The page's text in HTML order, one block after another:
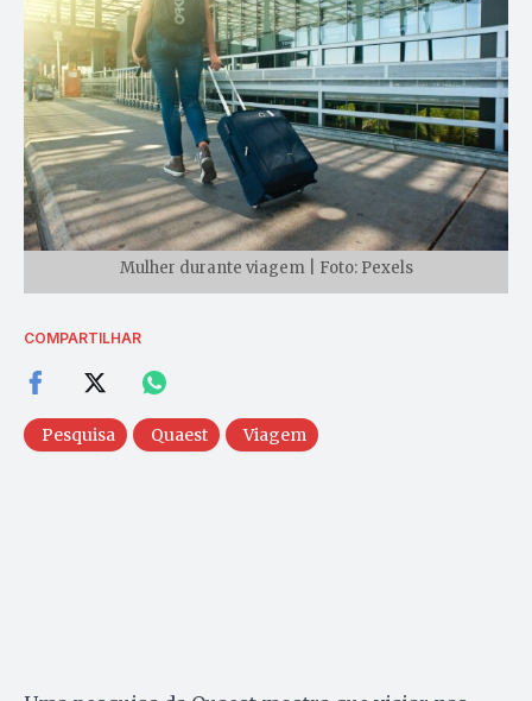
Mulher durante viagem | Foto: Pexels
COMPARTILHAR
Pesquisa Quaest Viagem